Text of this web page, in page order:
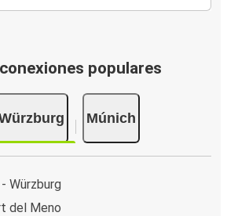
populares
Múnich
Würzburg
del Meno